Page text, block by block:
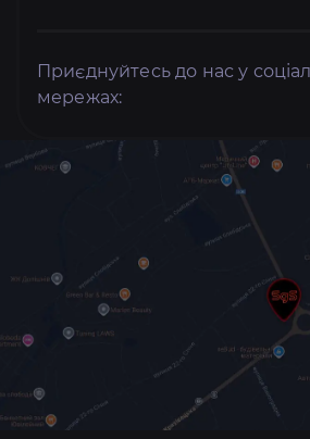
Приєднуйтесь до нас у
мережах: